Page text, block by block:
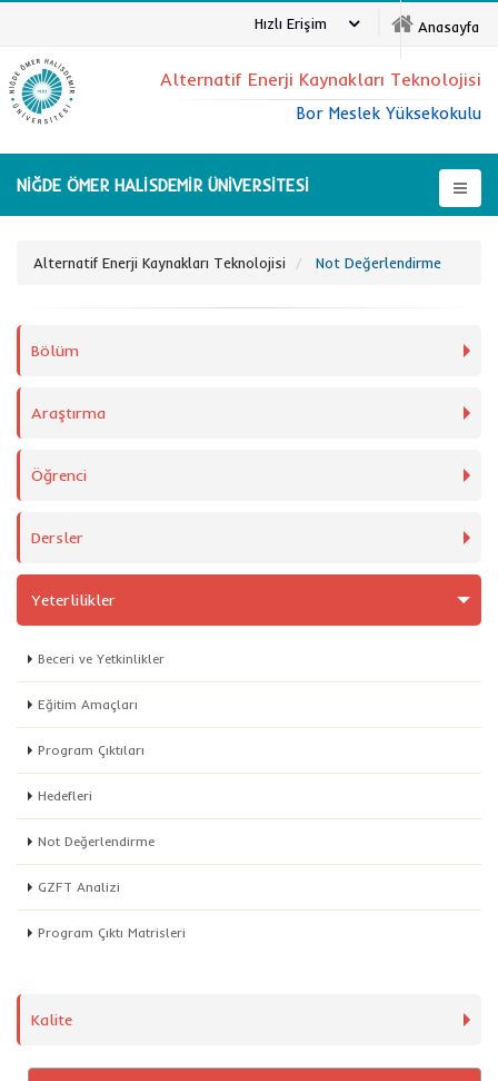
Anasayfa
Hızlı Erişim
NİĞDE ÖMER HALİSDEMİR ÜNİVERSİTESİ
Alternatif Enerji Kaynakları Teknolojisi
Bor Meslek Yüksekokulu
Alternatif Enerji Kaynakları Teknolojisi Not Değerlendirme
Bölüm
Araştırma
Öğrenci
Dersler
Yeterlilikler
Beceri ve Yetkinlikler
Eğitim Amaçları
Program Çıktıları
Hedefleri
Not Değerlendirme
GZFT Analizi
Program Çıktı Matrisleri
Kalite